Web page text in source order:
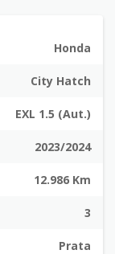
Honda
City Hatch
EXL 1.5 (Aut.)
2023/2024
12.986 Km
3
Prata